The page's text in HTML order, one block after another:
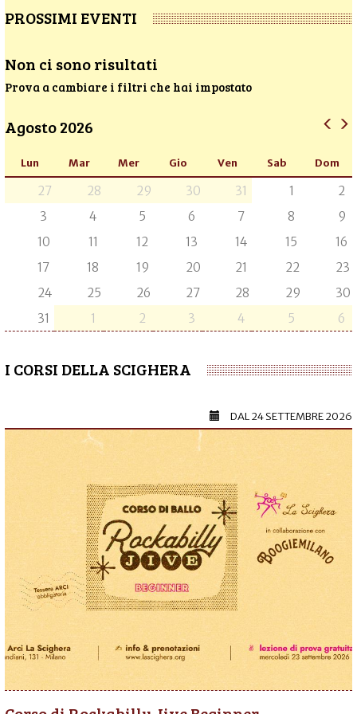
PROSSIMI EVENTI
Non ci sono risultati
Prova a cambiare i filtri che hai impostato
Agosto 2026
Lun Mar Mer Gio Ven Sab Dom
27 28 29 30 31 1
2
3
4 5 6 7 8
9
10
11 12 13 14 15
16
17
18 19 20 21 22
23
24
25 26 27 28 29
30
31
1 2 3 4 5 6
I CORSI DELLA SCIGHERA
DAL24 SETTEMBRE 2026